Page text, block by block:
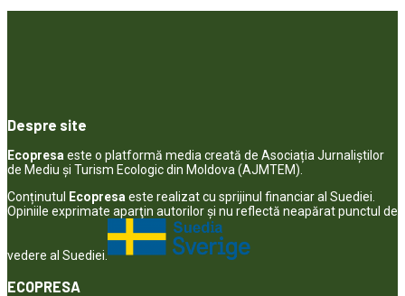
Despre site
Ecopresa este o platformă media creată de Asociația Jurnaliștilor
de Mediu și Turism Ecologic din Moldova (AJMTEM).
Conținutul
Ecopresa este realizat cu sprijinul financiar al Suediei.
Opiniile exprimate aparţin autorilor şi nu reflectă neapărat punctul de
vedere al Suediei.
ECOPRESA